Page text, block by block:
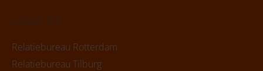
Lokaal 2/2
Relatiebureau Rotterdam
Relatiebureau Tilburg